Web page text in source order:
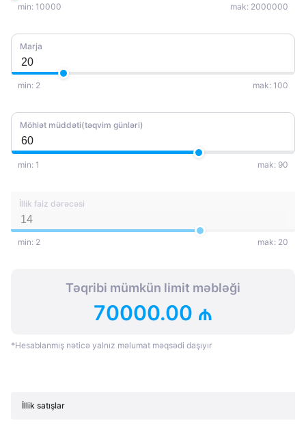
min: 10000 mak: 2000000
Marja
min: 2 mak: 100
Möhlət müddəti(təqvim günləri)
min: 1 mak: 90
İllik faiz dərəcəsi
min: 2 mak: 20
Təqribi mümkün limit məbləği
70000.00 ₼
*Hesablanmış nəticə yalnız məlumat məqsədi daşıyır
İllik satışlar